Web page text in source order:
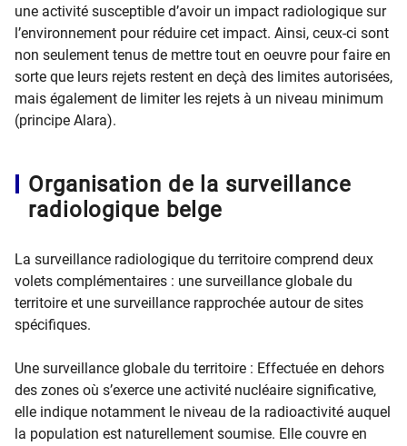
une activité susceptible d’avoir un impact radiologique sur
l’environnement pour réduire cet impact. Ainsi, ceux-ci sont
non seulement tenus de mettre tout en oeuvre pour faire en
sorte que leurs rejets restent en deçà des limites autorisées,
mais également de limiter les rejets à un niveau minimum
(principe Alara).
Organisation de la surveillance
radiologique belge
La surveillance radiologique du territoire comprend deux
volets complémentaires : une surveillance globale du
territoire et une surveillance rapprochée autour de sites
spécifiques.
Une surveillance globale du territoire : Effectuée en dehors
des zones où s’exerce une activité nucléaire significative,
elle indique notamment le niveau de la radioactivité auquel
la population est naturellement soumise. Elle couvre en